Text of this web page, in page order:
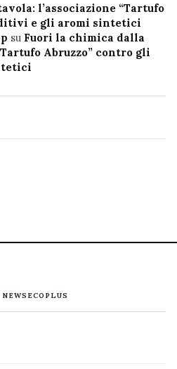
l’associazione “Tartufo
e gli aromi sintetici
su Fuori la chimica dalla
Abruzzo” contro gli
ECOPLUS